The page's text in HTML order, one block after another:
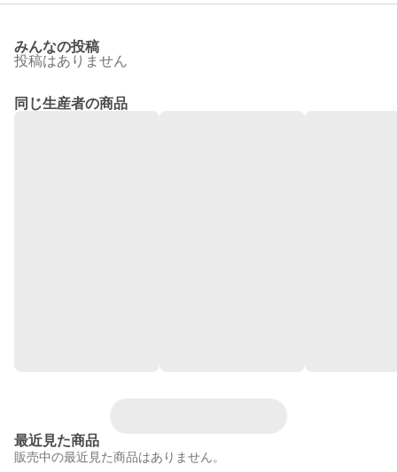
みんなの投稿
投稿はありません
同じ生産者の商品
最近見た商品
販売中の最近見た商品はありません。